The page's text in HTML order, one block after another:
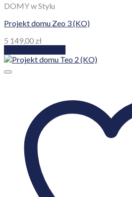
DOMY w Stylu
Projekt domu Zeo 3 (KO)
5 149,00 zł